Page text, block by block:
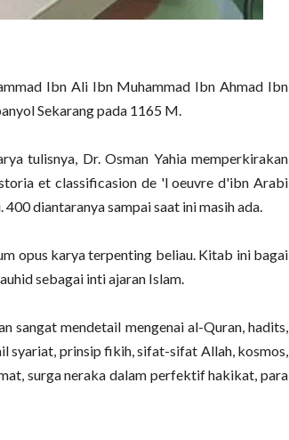
Ibn Ali Ibn Muhammad Ibn Ahmad Ibn
Sekarang pada 1165 M.
tulisnya, Dr. Osman Yahia memperkirakan
et classificasion de 'l oeuvre d'ibn Arabi
diantaranya sampai saat ini masih ada.
opus karya terpenting beliau. Kitab ini bagai
sebagai inti ajaran Islam.
sangat mendetail mengenai al-Quran, hadits,
syariat, prinsip fikih, sifat-sifat Allah, kosmos,
surga neraka dalam perfektif hakikat, para